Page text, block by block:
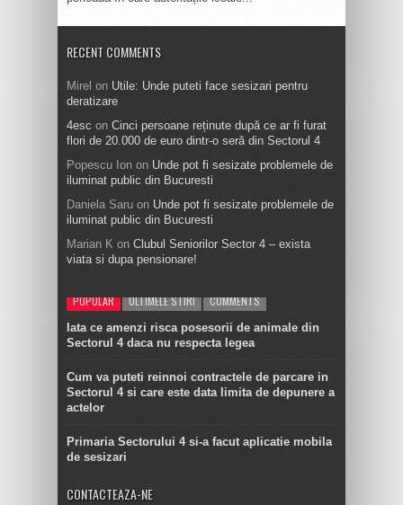
RECENT COMMENTS
Mirel on Utile: Unde puteti face sesizari pentru
deratizare
4esc on Cinci persoane reținute după ce ar fi furat
flori de 20.000 de euro dintr-o seră din Sectorul 4
Popescu Ion on Unde pot fi sesizate problemele de
iluminat public din Bucuresti
Daniela Saru on Unde pot fi sesizate problemele de
iluminat public din Bucuresti
Marian K on Clubul Seniorilor Sector 4 – exista
viata si dupa pensionare!
POPULAR ULTIMELE STIRI COMMENTS
Iata ce amenzi risca posesorii de animale din
Sectorul 4 daca nu respecta legea
Cum va puteti reinnoi contractele de parcare in
Sectorul 4 si care este data limita de depunere a
actelor
Primaria Sectorului 4 si-a facut aplicatie mobila
de sesizari
CONTACTEAZA-NE